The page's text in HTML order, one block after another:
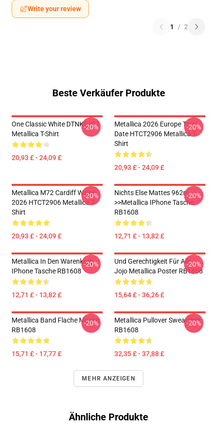
Write your review
1 / 2
Beste Verkäufer Produkte
One Classic White DTNK0107
Metallica T-Shirt
20,93 £ - 24,09 £
-20%
Metallica 2026 Europe Tour
Date HTCT2906 Metallica T-
Shirt
20,93 £ - 24,09 £
-20%
Metallica M72 Cardiff Wales
2026 HTCT2906 Metallica T-
Shirt
20,93 £ - 24,09 £
-20%
Nichts Else Mattes 962m
>>metallica IPhone Tasche
RB1608
12,71 £ - 13,82 £
-20%
Metallica In Den Warenkorb
IPhone Tasche RB1608
12,71 £ - 13,82 £
-20%
Und Gerechtigkeit Für Alle...
Jojo Metallica Poster RB1608
15,64 £ - 36,26 £
-20%
Metallica Band Flache Maske
RB1608
15,71 £ - 17,77 £
-20%
Metallica Pullover Sweatshirt
RB1608
32,35 £ - 37,88 £
-20%
MEHR ANZEIGEN
Ähnliche Produkte